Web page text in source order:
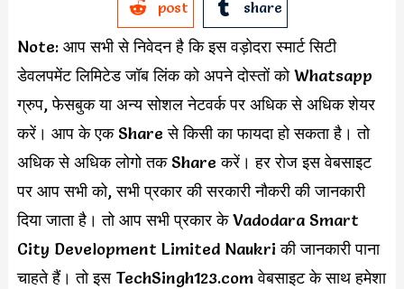
post share
Note: आप सभी से निवेदन है कि इस वड़ोदरा स्मार्ट सिटी
डेवलपमेंट लिमिटेड जॉब लिंक को अपने दोस्तों को Whatsapp
ग्रुप, फेसबुक या अन्य सोशल नेटवर्क पर अधिक से अधिक शेयर
करें। आप के एक Share से किसी का फायदा हो सकता है। तो
अधिक से अधिक लोगो तक Share करें। हर रोज इस वेबसाइट
पर आप सभी को, सभी प्रकार की सरकारी नौकरी की जानकारी
दिया जाता है। तो आप सभी प्रकार के Vadodara Smart
City Development Limited Naukri की जानकारी पाना
चाहते हैं। तो इस TechSingh123.com वेबसाइट के साथ हमेशा